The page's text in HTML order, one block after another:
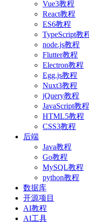
Vue3教程
React教程
ES6教程
TypeScript教
node.js教程
Flutter教程
Electron教程
Egg.js教程
Nuxt3教程
jQuery教程
JavaScript教程
HTML5教程
CSS3教程
后端
Java教程
Go教程
MySQL教程
python教程
数据库
开源项目
AI教程
AI工具